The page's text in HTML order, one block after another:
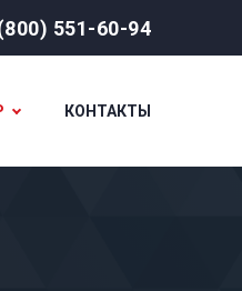
551-60-94
КОНТАКТЫ